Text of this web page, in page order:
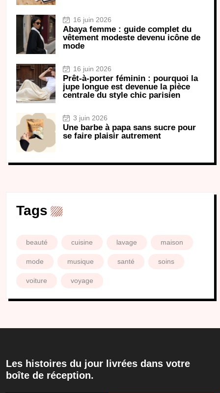
16 juin 2026
Abaya femme : guide complet du
vêtement modeste devenu icône de
mode
16 juin 2026
Prêt-à-porter féminin : pourquoi la
jupe longue est devenue la pièce
centrale du style chic parisien
3 juin 2026
Une barbe à papa sans sucre pour
se faire plaisir autrement
Tags
beauté cuisine lavage maison
mode musique santé soins
voiture voyage
Les histoires du jour livrées dans votre
boîte de réception.